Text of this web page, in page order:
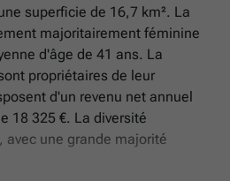
superficie de 16,7 km². La
majoritairement féminine
d'âge de 41 ans. La
propriétaires de leur
d'un revenu net annuel
18 325 €. La diversité
une grande majorité